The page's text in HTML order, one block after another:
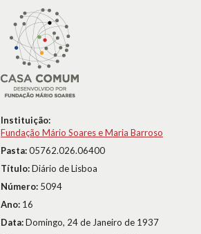
Instituição:
Fundação Mário Soares e Maria Barroso
Pasta:05762.026.06400
Título:Diário de Lisboa
Número: 5094
Ano: 16
Data:Domingo, 24 de Janeiro de 1937